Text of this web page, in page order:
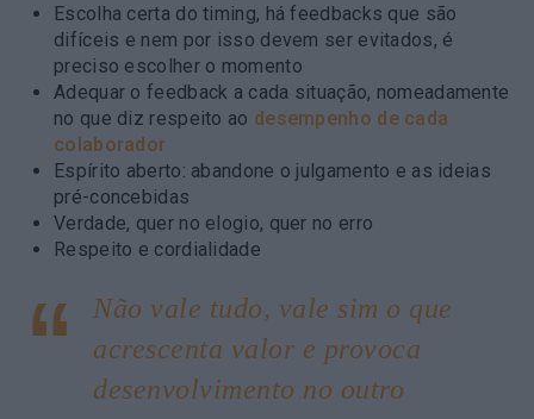
Escolha certa do timing, há feedbacks que são
difíceis e nem por isso devem ser evitados, é
preciso escolher o momento
Adequar o feedback a cada situação, nomeadamente
no que diz respeito ao desempenho de cada
colaborador
Espírito aberto: abandone o julgamento e as ideias
pré-concebidas
Verdade, quer no elogio, quer no erro
Respeito e cordialidade
Não vale tudo, vale sim o que
acrescenta valor e provoca
desenvolvimento no outro